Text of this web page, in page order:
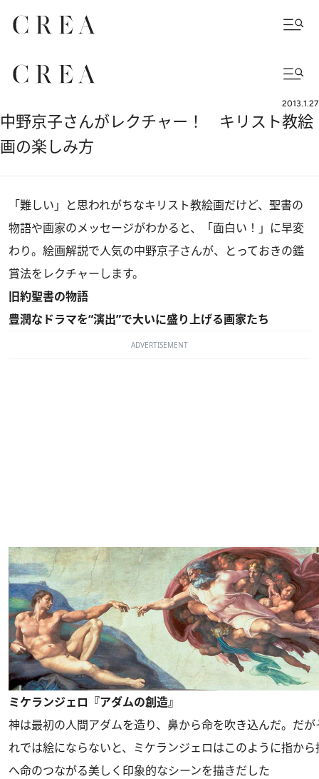
2013.1.27
中野京子さんがレクチャー！ キリスト教絵
画の楽しみ方
「難しい」と思われがちなキリスト教絵画だけど、聖書の
物語や画家のメッセージがわかると、「面白い！」に早変
わり。絵画解説で人気の中野京子さんが、とっておきの鑑
賞法をレクチャーします。
旧約聖書の物語
豊潤なドラマを“演出”で大いに盛り上げる画家たち
ADVERTISEMENT
ミケランジェロ『アダムの創造』
神は最初の人間アダムを造り、鼻から命を吹き込んだ。だが
れでは絵にならないと、ミケランジェロはこのように指から
へ命のつながる美しく印象的なシーンを描きだした